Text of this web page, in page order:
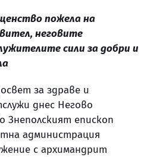
пожела на
неговите
сили за добри и
за здраве и
днес Негово
Знеполският епископ
администрация
с архимандрит